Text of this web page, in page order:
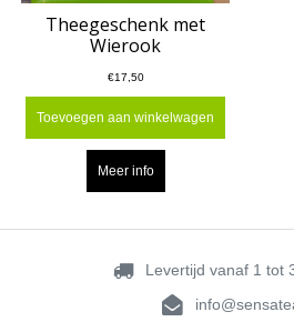
Theegeschenk met
Wierook
€17,50
Toevoegen aan winkelwagen
Meer info
Levertijd vanaf 1 tot